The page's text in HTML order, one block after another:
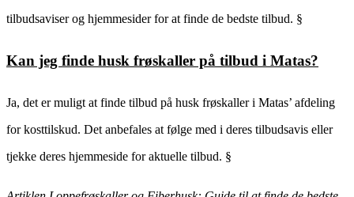
tilbudsaviser og hjemmesider for at finde de bedste tilbud. §
Kan jeg finde husk frøskaller på tilbud i Matas?
Ja, det er muligt at finde tilbud på husk frøskaller i Matas’ afdeling
for kosttilskud. Det anbefales at følge med i deres tilbudsavis eller
tjekke deres hjemmeside for aktuelle tilbud. §